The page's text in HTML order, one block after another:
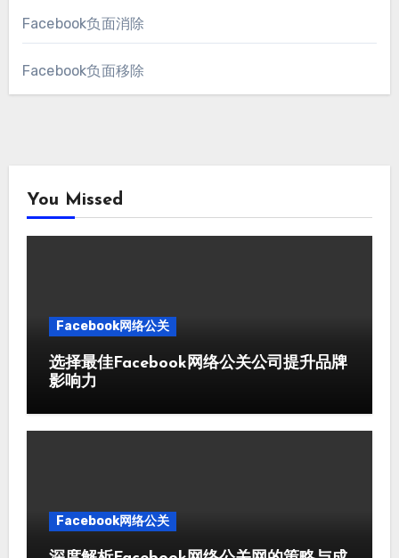
Facebook负面消除
Facebook负面移除
You Missed
Facebook网络公关
选择最佳Facebook网络公关公司提升品牌
影响力
Facebook网络公关